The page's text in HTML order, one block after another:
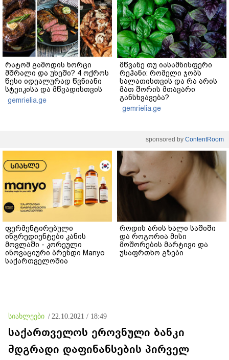
რატომ გამოდის ხორცი
მშრალი და უხეში? 4 ოქროს
წესი იდეალურად წვნიანი
სტეიკისა და მწვადისთვის
gemrielia.ge
მწვანე თუ იასამნისფერი
რეჰანი: რომელი ჯობს
სალათისთვის და რა არის
მათ შორის მთავარი
განსხვავება?
gemrielia.ge
sponsored by ContentRoom
ფერმენტირებული
ინგრედიენტები კანის
მოვლაში - კორეული
ინოვაციური ბრენდი Manyo
საქართველოშია
როდის არის ხალი საშიში
და როგორია მისი
მოშორების მარტივი და
უსაფრთხო გზები
სიახლეები / 22.10.2021 / 18:49
საქართველოს ეროვნული ბანკი
მდგრადი დაფინანსების პირველ